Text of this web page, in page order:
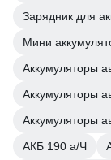
Зарядник для
Мини
Аккумуляторы
Аккумуляторы
Аккумуляторы
АКБ 190 а/Ч